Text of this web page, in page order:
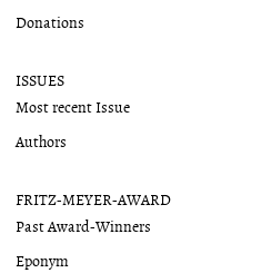
Donations
ISSUES
Most recent Issue
Authors
FRITZ-MEYER-AWARD
Past Award-Winners
Eponym